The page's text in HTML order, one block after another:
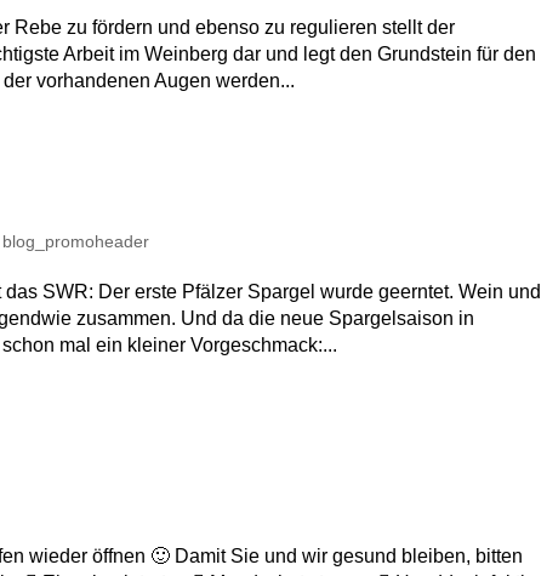
Rebe zu fördern und ebenso zu regulieren stellt der
Arbeit im Weinberg dar und legt den Grundstein für den
vorhandenen Augen werden...
blog_promoheader
SWR: Der erste Pfälzer Spargel wurde geerntet. Wein und
zusammen. Und da die neue Spargelsaison in
mal ein kleiner Vorgeschmack:...
wieder öffnen 🙂 Damit Sie und wir gesund bleiben, bitten